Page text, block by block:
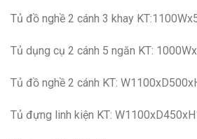
Tủ đồ nghề 2 cánh 3 khay
Tủ dụng cụ 2 cánh 5 ngăn KT:
Tủ đồ nghề 2 cánh KT:
Tủ đựng linh kiện KT: